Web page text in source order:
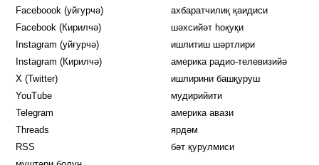
Faceboook (уйғурчә) Opens in new window
Facebook (Кирилчә) Opens in new window
Instagram (уйғурчә) Opens in new window
Instagram (Кирилчә) Opens in new window
X (Twitter)
YouTube
Telegram
Threads
RSS
ахбаратчилиқ қаидиси
шәхсийәт һоқуқи
ишлитиш шәртлири
америка радио-телевизийә
ишлирини башқуруш
мудирийити
америка авази
ярдәм
бәт қурулмиси